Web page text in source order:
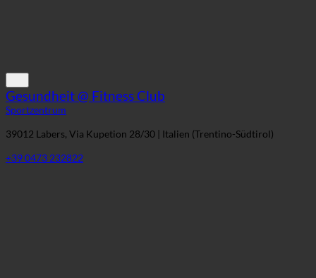
Gesundheit @ Fitness Club
Sportzentrum
39012 Labers, Via Kupetion 28/30 | Italien (Trentino-Südtirol)
+39 0473 232822